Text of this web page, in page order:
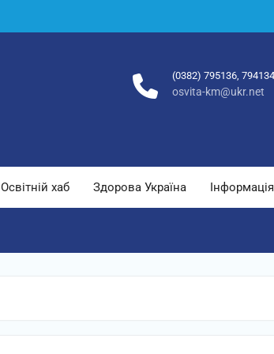
(0382) 795136,
osvita-km@ukr.net
Освітній хаб Здорова Україна